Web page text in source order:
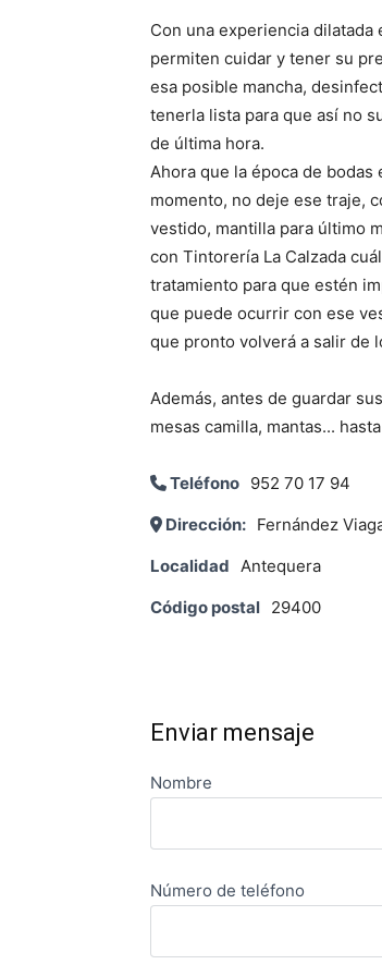
Con una experiencia dilatada
permiten cuidar y tener su
esa posible mancha,
tenerla lista para que así no
de última hora.
Ahora que la época de bodas
momento, no deje ese traje,
vestido, mantilla para último
con Tintorería La Calzada
tratamiento para que estén
que puede ocurrir con ese
que pronto volverá a salir de
Además, antes de guardar
mesas camilla, mantas...
Teléfono 952 70 17 94
Dirección: Fernández
Localidad Antequera
Código postal 29400
Enviar mensaje
Nombre
Número de teléfono